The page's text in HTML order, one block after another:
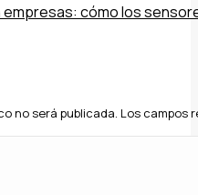
cómo los
no será publicada. Los